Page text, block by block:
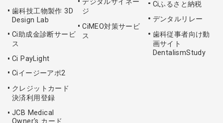
歯科技工物製作 3D
Design Lab
Ci助成金診断サービ
ス
Ci PayLight
Ciイージーアポ2
クレジットカード
決済利用登録
JCB Medical
Owner's カード
デジタルサイネー
ジ
CiMEO対策サービ
ス
Ciふるさと納税
デンタルリレー
歯科従事者向け動
画サイト
DentalismStudy